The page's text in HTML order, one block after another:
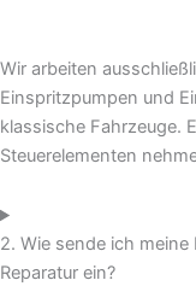
Wir arbeiten
Einspritzpumpen und
klassische Fahrzeuge.
Steuerelementen
2. Wie sende ich
Reparatur ein?